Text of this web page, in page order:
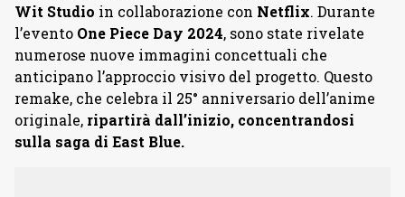
Wit Studio in collaborazione con Netflix. Durante
l’evento One Piece Day 2024, sono state rivelate
numerose nuove immagini concettuali che
anticipano l’approccio visivo del progetto. Questo
remake, che celebra il 25° anniversario dell’anime
originale, ripartirà dall’inizio, concentrandosi
sulla saga di East Blue.